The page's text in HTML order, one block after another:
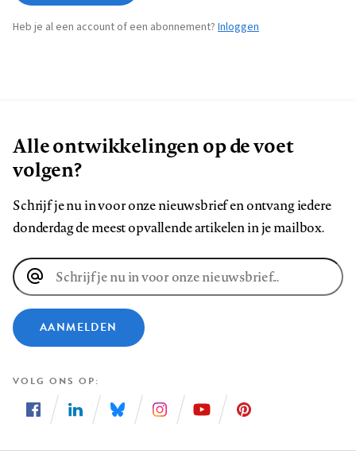
Heb je al een account of een abonnement? Inloggen
Alle ontwikkelingen op de voet
volgen?
Schrijf je nu in voor onze nieuwsbrief en ontvang iedere
donderdag de meest opvallende artikelen in je mailbox.
E-
mailadres
AANMELDEN
VOLG ONS OP
ons
ons
ons
ons
ons
ons